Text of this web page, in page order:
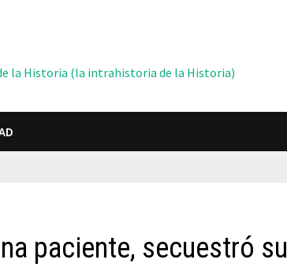
la Historia (la intrahistoria de la Historia)
paciente, secuestró su